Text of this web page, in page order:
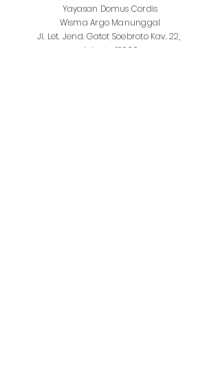
Yayasan Domus Cordis
Wisma Argo Manunggal
Jl. Let. Jend. Gatot Soebroto Kav. 22,
Jakarta 12930